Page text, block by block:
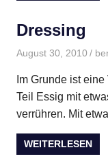
Dressing
August 30, 2010
Im Grunde ist
Teil Essig mit
verrühren. Mit
WEITERLESEN